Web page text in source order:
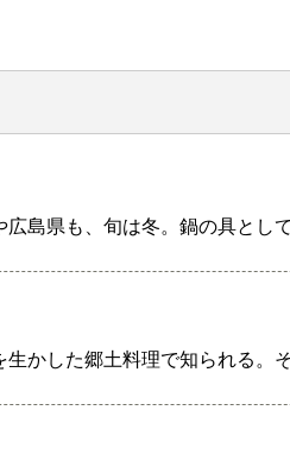
島県も、旬は冬。鍋の具とし
かした郷土料理で知られる。